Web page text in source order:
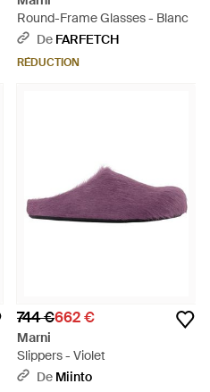
Round-Frame Glasses - Blanc
De FARFETCH
RÉDUCTION
744 €662 €
Marni
Slippers - Violet
De Miinto